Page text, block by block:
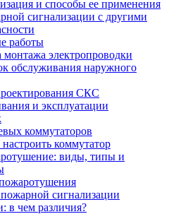
и способы ее применения
сигнализации с другими
работы
электропроводки
обслуживания наружного
СКС
и эксплуатации
коммутаторов
коммутатор
виды, типы и
сигнализации
в чем различия?